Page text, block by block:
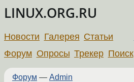
LINUX.ORG.RU
Новости Галерея Статьи
Форум Опросы Трекер Поиск
Форум — Admin